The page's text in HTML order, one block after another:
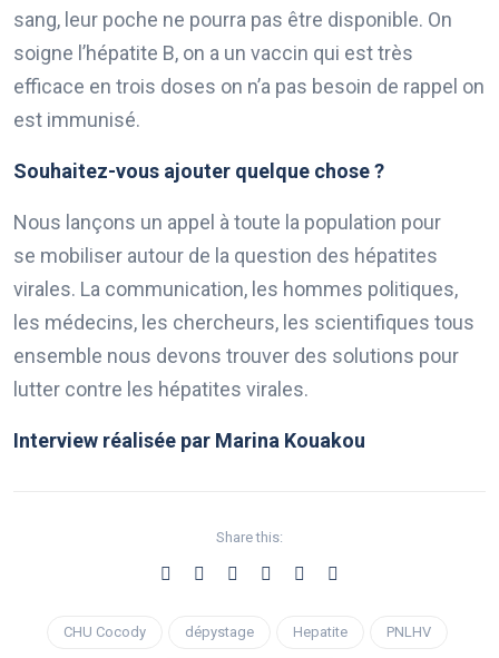
sang, leur poche ne pourra pas être disponible. On
soigne l’hépatite B, on a un vaccin qui est très
efficace en trois doses on n’a pas besoin de rappel on
est immunisé.
Souhaitez-vous ajouter quelque chose ?
Nous lançons un appel à toute la population pour
se mobiliser autour de la question des hépatites
virales. La communication, les hommes politiques,
les médecins, les chercheurs, les scientifiques tous
ensemble nous devons trouver des solutions pour
lutter contre les hépatites virales.
Interview réalisée par Marina Kouakou
Share this:
CHU Cocody dépystage Hepatite PNLHV